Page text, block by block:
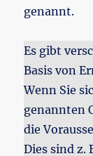
genannt.
Es gibt
Basis von
Wenn Sie
genannten
die
Dies sind z.